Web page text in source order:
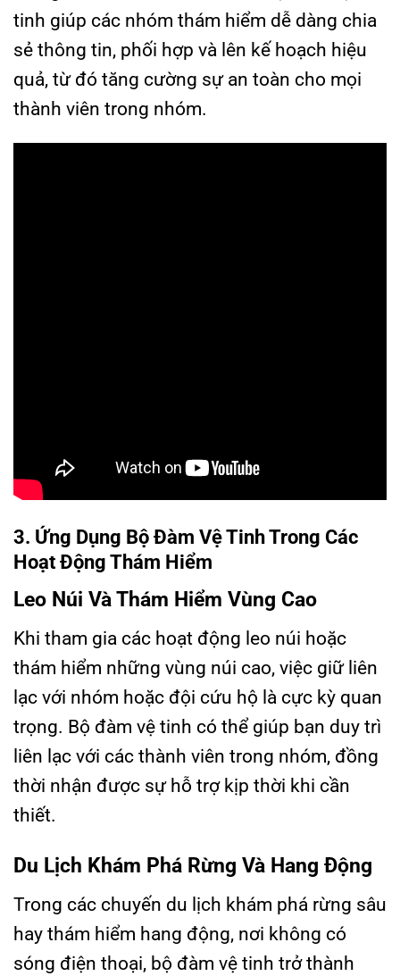
tinh giúp các nhóm thám hiểm dễ dàng chia
sẻ thông tin, phối hợp và lên kế hoạch hiệu
quả, từ đó tăng cường sự an toàn cho mọi
thành viên trong nhóm.
3. Ứng Dụng Bộ Đàm Vệ Tinh Trong Các
Hoạt Động Thám Hiểm
Leo Núi Và Thám Hiểm Vùng Cao
Khi tham gia các hoạt động leo núi hoặc
thám hiểm những vùng núi cao, việc giữ liên
lạc với nhóm hoặc đội cứu hộ là cực kỳ quan
trọng. Bộ đàm vệ tinh có thể giúp bạn duy trì
liên lạc với các thành viên trong nhóm, đồng
thời nhận được sự hỗ trợ kịp thời khi cần
thiết.
Du Lịch Khám Phá Rừng Và Hang Động
Trong các chuyến du lịch khám phá rừng sâu
hay thám hiểm hang động, nơi không có
sóng điện thoại, bộ đàm vệ tinh trở thành